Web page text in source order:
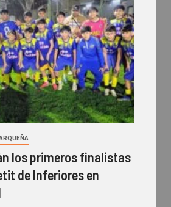
los primeros finalistas
de Inferiores en